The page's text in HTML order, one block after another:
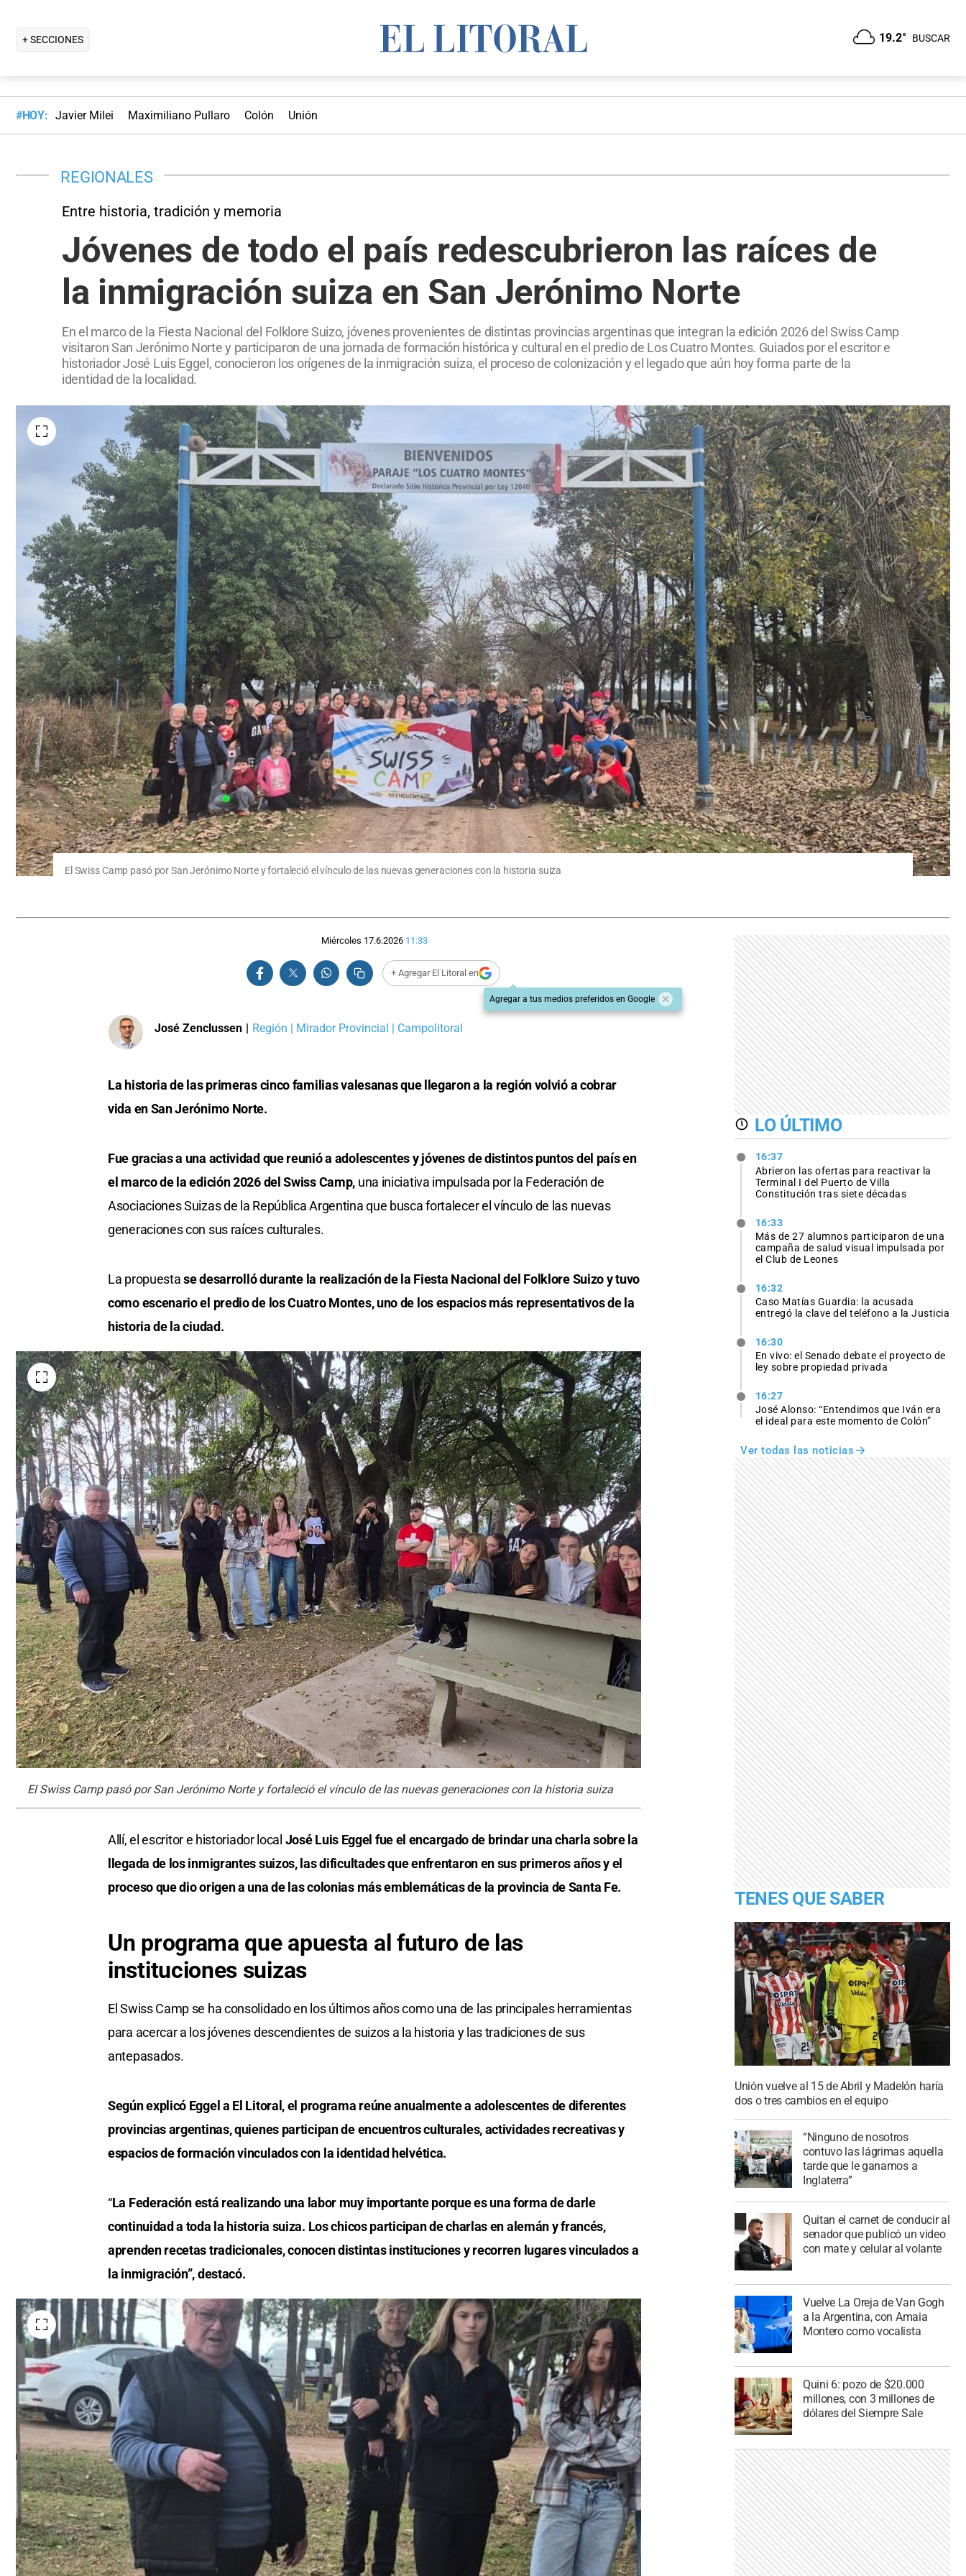
+ SECCIONES 19.2° BUSCAR
#HOY: Javier Milei Maximiliano Pullaro Colón Unión
REGIONALES
Entre historia, tradición y memoria
Jóvenes de todo el país redescubrieron las raíces de
la inmigración suiza en San Jerónimo Norte
En el marco de la Fiesta Nacional del Folklore Suizo, jóvenes provenientes de distintas provincias argentinas que integran la edición 2026 del Swiss Camp
visitaron San Jerónimo Norte y participaron de una jornada de formación histórica y cultural en el predio de Los Cuatro Montes. Guiados por el escritor e
historiador José Luis Eggel, conocieron los orígenes de la inmigración suiza, el proceso de colonización y el legado que aún hoy forma parte de la
identidad de la localidad.
El Swiss Camp pasó por San Jerónimo Norte y fortaleció el vínculo de las nuevas generaciones con la historia suiza
Miércoles 17.6.2026 11:33
+ Agregar El Litoral en
Agregar a tus medios preferidos en Google
José Zenclussen | Región | Mirador Provincial | Campolitoral
La historia de las primeras cinco familias valesanas que llegaron a la región volvió a cobrar
vida en San Jerónimo Norte.
Fue gracias a una actividad que reunió a adolescentes y jóvenes de distintos puntos del país en
el marco de la edición 2026 del Swiss Camp, una iniciativa impulsada por la Federación de
Asociaciones Suizas de la República Argentina que busca fortalecer el vínculo de las nuevas
generaciones con sus raíces culturales.
La propuestase desarrolló durante la realización de la Fiesta Nacional del Folklore Suizo y tuvo
como escenario el predio de los Cuatro Montes, uno de los espacios más representativos de la
historia de la ciudad.
El Swiss Camp pasó por San Jerónimo Norte y fortaleció el vínculo de las nuevas generaciones con la historia suiza
Allí, el escritor e historiador local José Luis Eggel fue el encargado de brindar una charla sobre la
llegada de los inmigrantes suizos, las dificultades que enfrentaron en sus primeros años y el
proceso que dio origen a una de las colonias más emblemáticas de la provincia de Santa Fe.
Un programa que apuesta al futuro de las
instituciones suizas
El Swiss Camp se ha consolidado en los últimos años como una de las principales herramientas
para acercar a los jóvenes descendientes de suizos a la historia y las tradiciones de sus
antepasados.
Según explicó Eggel a El Litoral, el programa reúne anualmente a adolescentes de diferentes
provincias argentinas, quienes participan de encuentros culturales, actividades recreativas y
espacios de formación vinculados con la identidad helvética.
“La Federación está realizando una labor muy importante porque es una forma de darle
continuidad a toda la historia suiza. Los chicos participan de charlas en alemán y francés,
aprenden recetas tradicionales, conocen distintas instituciones y recorren lugares vinculados a
la inmigración”, destacó.
LO ÚLTIMO
16:37
Abrieron las ofertas para reactivar la
Terminal I del Puerto de Villa
Constitución tras siete décadas
16:33
Más de 27 alumnos participaron de una
campaña de salud visual impulsada por
el Club de Leones
16:32
Caso Matías Guardia: la acusada
entregó la clave del teléfono a la Justicia
16:30
En vivo: el Senado debate el proyecto de
ley sobre propiedad privada
16:27
José Alonso: “Entendimos que Iván era
el ideal para este momento de Colón”
Ver todas las noticias
TENES QUE SABER
Unión vuelve al 15 de Abril y Madelón haría
dos o tres cambios en el equipo
“Ninguno de nosotros
contuvo las lágrimas aquella
tarde que le ganamos a
Inglaterra”
Quitan el carnet de conducir al
senador que publicó un video
con mate y celular al volante
Vuelve La Oreja de Van Gogh
a la Argentina, con Amaia
Montero como vocalista
Quini 6: pozo de $20.000
millones, con 3 millones de
dólares del Siempre Sale